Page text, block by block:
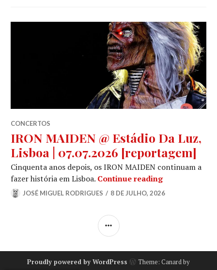
CONCERTOS
IRON MAIDEN @ Estádio Da Luz,
Lisboa | 07.07.2026 [reportagem]
Cinquenta anos depois, os IRON MAIDEN continuam a
fazer história em Lisboa. Continue readingIRON
JOSÉ MIGUEL RODRIGUES 8 DE JULHO, 2026
SIDEBAR
Proudly powered by WordPress
Theme: Canard by